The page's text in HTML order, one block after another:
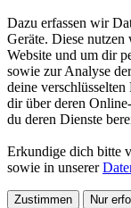
Dazu erfassen wir
Geräte. Diese
Website und um dir
sowie zur Analyse
deine
dir über deren
du deren Dienste
Erkundige dich bitte
sowie in unserer
Zustimmen Nur